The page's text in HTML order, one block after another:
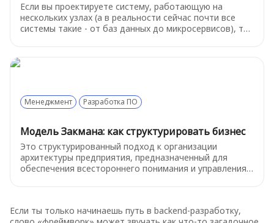
Если вы проектируете систему, работающую на
нескольких узлах (а в реальности сейчас почти все
системы такие - от баз данных до микросервисов), то
Менеджмент Разработка ПО
Модель Закмана: как структурировать бизнес
Это структурированный подход к организации
архитектуры предприятия, предназначенный для
обеспечения всестороннего понимания и управления
просматривать организацию с разных точек зрения.
Если ты только начинаешь путь в backend-разработку,